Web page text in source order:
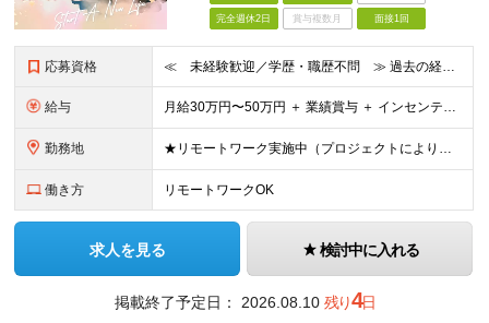
完全週休2日 賞与複数月 面接1回
応募資格 ≪ 未経験歓迎／学歴・職歴不問 ≫ 過去の経歴は一切不問。 「いままで」よりも「これから」を 重視した採用を行っています！ ▼▼こんな想いがある方大歓迎▼▼ ・WEBデザインに興味がある！ ・WEB
給与 ⽉給30万円〜50万円 ＋ 業績賞与 ＋ インセンティブ賞与 経験者：35万円～ ※IT新人時25万円〜 ※経験・スキルを考慮の上、決定します。 ※経験者は別途優遇！ ★試⽤期間：3ヶ⽉ ★学
勤務地 ★リモートワーク実施中（プロジェクトによりフルリモートもあり） ★配属先は希望を最⼤限考慮
働き方 リモートワークOK
求人を見る 検討中に入れる
掲載終了予定日： 2026.08.10 残り4日